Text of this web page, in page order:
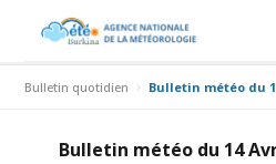
Bulletin quotidien Bulletin météo du
Bulletin météo du 14